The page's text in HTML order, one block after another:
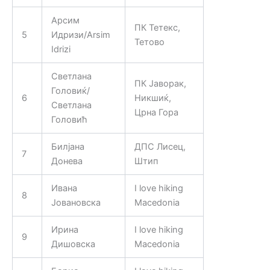
5
Арсим
Идризи/Arsim
Idrizi
ПК Тетекс,
Тетово
6
Светлана
Головиќ/
Светлана
Головић
ПК Јаворак,
Никшиќ,
Црна Гора
7
Билјана
Донева
ДПС Лисец,
Штип
8
Ивана
Јовановска
I love hiking
Macedonia
9
Ирина
Дишовска
I love hiking
Macedonia